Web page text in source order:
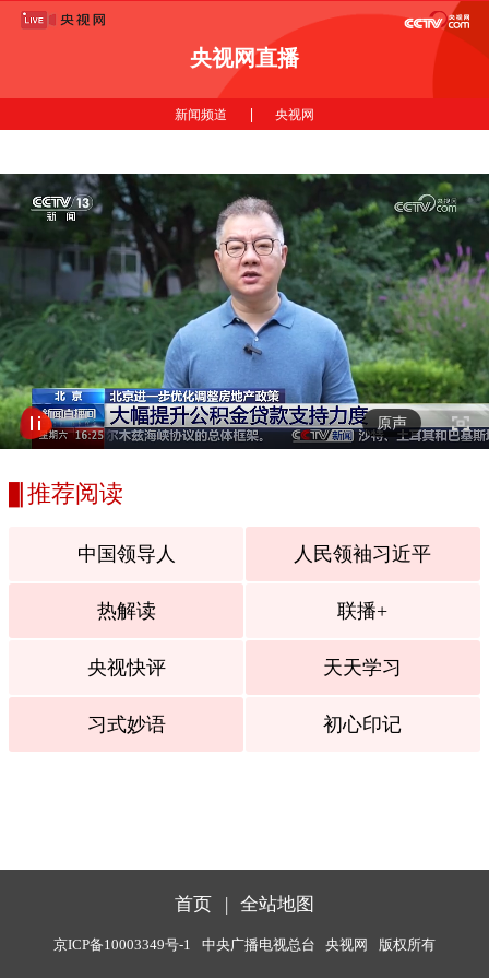
央视网直播
新闻频道 | 央视网
原声
推荐阅读
中国领导人 人民领袖习近平
热解读 联播+
央视快评 天天学习
习式妙语 初心印记
首页 | 全站地图
京ICP备10003349号-1 中央广播电视总台 央视网 版权所有